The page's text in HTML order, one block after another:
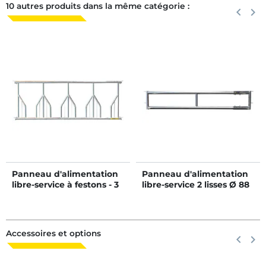
10 autres produits dans la même catégorie : keyboard_arrow_left keyboard_arrow_right
Panneau d'alimentation
libre-service à festons - 3
Panneau d'alimentation
libre-service 2 lisses Ø 88
Accessoires et options keyboard_arrow_left keyboard_arrow_right